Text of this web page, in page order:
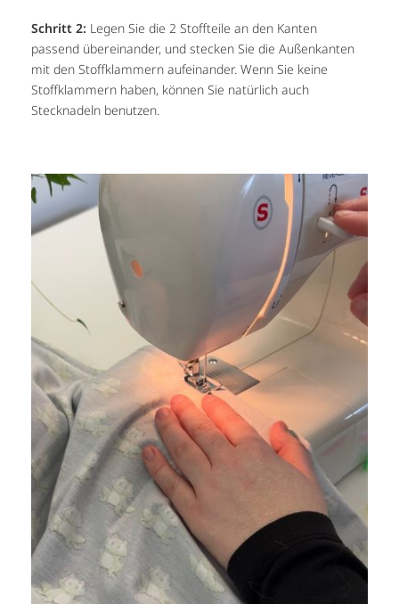
Schritt 2: Legen Sie die 2 Stoffteile an den Kanten
passend übereinander, und stecken Sie die Außenkanten
mit den Stoffklammern aufeinander. Wenn Sie keine
Stoffklammern haben, können Sie natürlich auch
Stecknadeln benutzen.